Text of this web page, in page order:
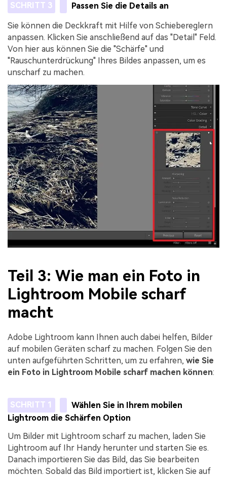
SCHRITT 3 Passen Sie die Details an
Sie können die Deckkraft mit Hilfe von Schiebereglern
anpassen. Klicken Sie anschließend auf das "Detail" Feld.
Von hier aus können Sie die "Schärfe" und
"Rauschunterdrückung" Ihres Bildes anpassen, um es
unscharf zu machen.
Teil 3: Wie man ein Foto in
Lightroom Mobile scharf
macht
Adobe Lightroom kann Ihnen auch dabei helfen, Bilder
auf mobilen Geräten scharf zu machen. Folgen Sie den
unten aufgeführten Schritten, um zu erfahren, wie Sie
ein Foto in Lightroom Mobile scharf machen können:
SCHRITT 1
Wählen Sie in Ihrem mobilen
Lightroom die Schärfen Option
Um Bilder mit Lightroom scharf zu machen, laden Sie
Lightroom auf Ihr Handy herunter und starten Sie es.
Danach importieren Sie das Bild, das Sie bearbeiten
möchten. Sobald das Bild importiert ist, klicken Sie auf